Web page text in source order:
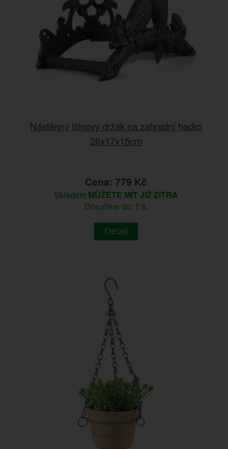
Nástěnný litinový držák na zahradní hadici
26x17x15cm
Cena: 779 Kč
Skladem MŮŽETE MÍT JIŽ ZÍTRA
Doručíme do: 7.8.
Detail